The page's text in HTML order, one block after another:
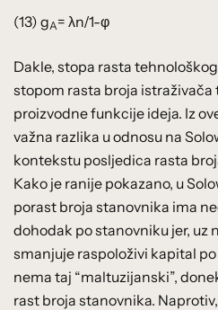
(13) gA= λn/1-φ
Dakle, stopa rasta
stopom rasta broja
proizvodne funkcije ideja. Iz
važna razlika u odnosu na
kontekstu posljedica rasta
Kako je ranije pokazano, u
porast broja stanovnika ima
dohodak po stanovniku jer,
smanjuje raspoloživi kapital
nema taj “maltuzijanski”,
rast broja stanovnika.